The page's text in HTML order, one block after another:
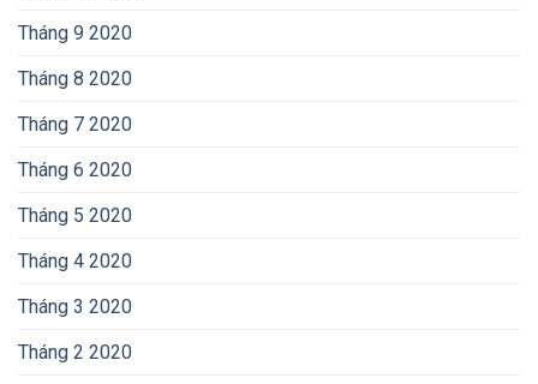
Tháng 9 2020
Tháng 8 2020
Tháng 7 2020
Tháng 6 2020
Tháng 5 2020
Tháng 4 2020
Tháng 3 2020
Tháng 2 2020